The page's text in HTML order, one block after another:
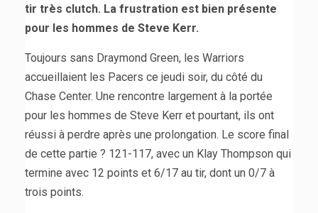
tir très clutch. La frustration est bien présente
pour les hommes de Steve Kerr.
Toujours sans Draymond Green, les Warriors
accueillaient les Pacers ce jeudi soir, du côté du
Chase Center. Une rencontre largement à la portée
pour les hommes de Steve Kerr et pourtant, ils ont
réussi à perdre après une prolongation. Le score final
de cette partie ? 121-117, avec un Klay Thompson qui
termine avec 12 points et 6/17 au tir, dont un 0/7 à
trois points.